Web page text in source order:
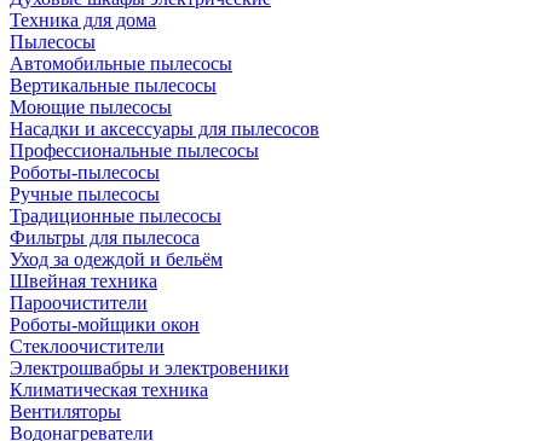
Техника для дома
Пылесосы
Автомобильные пылесосы
Вертикальные пылесосы
Моющие пылесосы
Насадки и аксессуары для пылесосов
Профессиональные пылесосы
Роботы-пылесосы
Ручные пылесосы
Традиционные пылесосы
Фильтры для пылесоса
Уход за одеждой и бельём
Швейная техника
Пароочистители
Роботы-мойщики окон
Стеклоочистители
Электрошвабры и электровеники
Климатическая техника
Вентиляторы
Водонагреватели